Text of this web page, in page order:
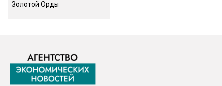
Золотой Орды